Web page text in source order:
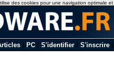
PC S'identifier S'inscrire
des cookies pour une navigation optimale